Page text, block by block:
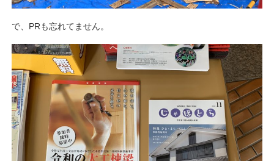
で、PRも忘れてません。